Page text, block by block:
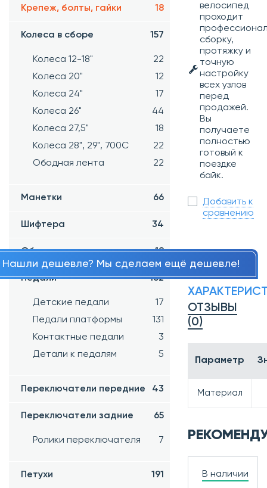
Крепеж, болты, гайки 18
Колеса в сборе 157
Колеса 12-18"
22
Колеса 20"
12
Колеса 24"
17
Колеса 26"
44
Колеса 27,5"
18
Колеса 28", 29", 700С
22
Ободная лента
22
Манетки 66
Шифтера 34
Обода 18
Педали 162
Детские педали
17
Педали платформы
131
Контактные педали
3
Детали к педалям
5
Переключатели передние 43
Переключатели задние 65
Ролики переключателя 7
Петухи 191
велосипед
проходит
сборку,
протяжку и
точную
настройку
всех узлов
перед
продажей.
Вы
получаете
полностью
готовый к
поездке
байк.
Добавить к
сравнению
Нашли дешевле? Мы сделаем ещё дешевле!
ОТЗЫВЫ
(0)
Параметр
Материал
В наличии